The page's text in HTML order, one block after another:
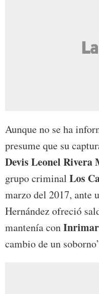
Aunque no se ha
presume que su
Devis Leonel Rivera
grupo criminal Los
marzo del 2017, ante
Hernández ofreció
mantenía conInrimar
cambio de un